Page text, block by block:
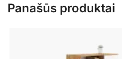
Panašūs produktai